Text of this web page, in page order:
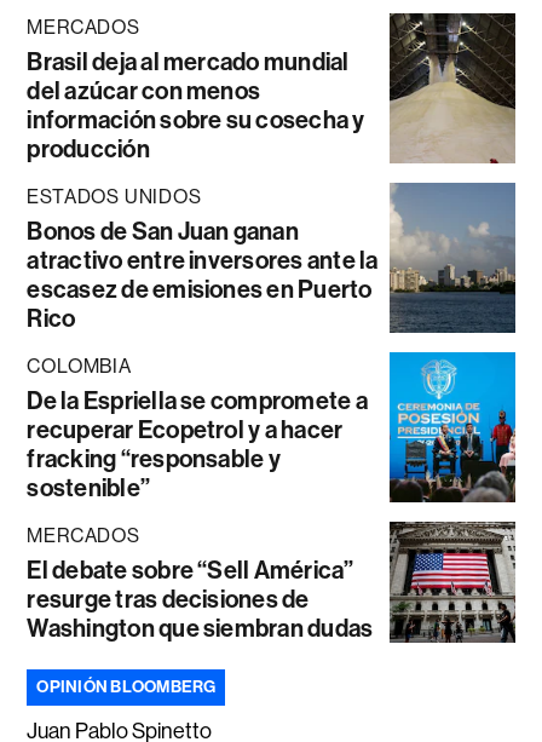
MERCADOS
Brasil deja al mercado mundial
del azúcar con menos
información sobre su cosecha y
producción
ESTADOS UNIDOS
Bonos de San Juan ganan
atractivo entre inversores ante la
escasez de emisiones en Puerto
Rico
COLOMBIA
De la Espriella se compromete a
recuperar Ecopetrol y a hacer
fracking “responsable y
sostenible”
MERCADOS
El debate sobre “Sell América”
resurge tras decisiones de
Washington que siembran dudas
OPINIÓN BLOOMBERG
Juan Pablo Spinetto